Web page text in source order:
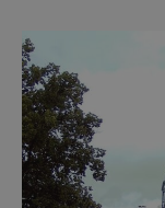
moderní
turistických
přibližně